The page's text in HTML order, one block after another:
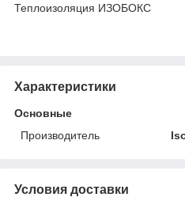
Теплоизоляция ИЗОБОКС
Характеристики
Основные
Производитель
Условия доставки